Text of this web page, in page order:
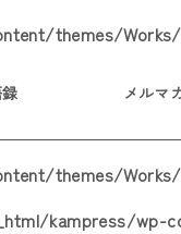
themes/
メルマ
themes/
kampress/